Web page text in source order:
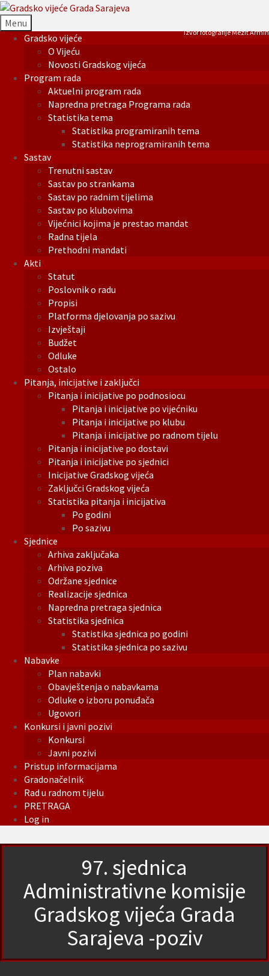
Menu
Gradsko vijeće
O Vijeću
Novosti Gradskog vijeća
Program rada
Aktuelni program rada
Napredna pretraga Programa rada
Statistika tema
Statistika programiranih tema
Statistika neprogramiranih tema
Sastav
Trenutni sastav
Sastav po strankama
Sastav po radnim tijelima
Sastav po klubovima
Vijećnici kojima je prestao mandat
Radna tijela
Prethodni mandati
Akti
Statut
Poslovnik o radu
Propisi
Platforma djelovanja po sazivu
Izvještaji
Budžet
Odluke
Ostalo
Pitanja, inicijative i zaključci
Pitanja i inicijative po podnosiocu
Pitanja i inicijative po vijećniku
Pitanja i inicijative po klubu
Pitanja i inicijative po radnom tijelu
Pitanja i inicijative po dostavi
Pitanja i inicijative po sjednici
Inicijative Gradskog vijeća
Zaključci Gradskog vijeća
Statistika pitanja i inicijativa
Po godini
Po sazivu
Sjednice
Arhiva zaključaka
Arhiva poziva
Održane sjednice
Realizacije sjednica
Napredna pretraga sjednica
Statistika sjednica
Statistika sjednica po godini
Statistika sjednica po sazivu
Nabavke
Plan nabavki
Obavještenja o nabavkama
Odluke o izboru ponuđača
Ugovori
Konkursi i javni pozivi
Konkursi
Javni pozivi
Pristup informacijama
Gradonačelnik
Rad u radnom tijelu
PRETRAGA
Log in
Izvor fotografije Mezit Armin
97. sjednica
Administrativne komisije
Gradskog vijeća Grada
Sarajeva -poziv